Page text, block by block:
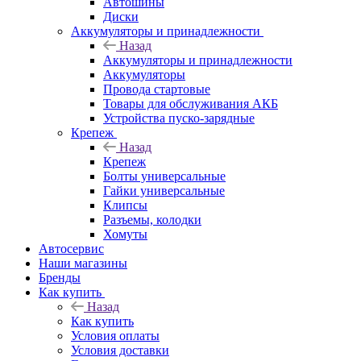
Диски
Аккумуляторы и принадлежности
Назад
Аккумуляторы и принадлежности
Аккумуляторы
Провода стартовые
Товары для обслуживания АКБ
Устройства пуско-зарядные
Крепеж
Назад
Крепеж
Болты универсальные
Гайки универсальные
Клипсы
Разъемы, колодки
Хомуты
Автосервис
Наши магазины
Бренды
Как купить
Назад
Как купить
Условия оплаты
Условия доставки